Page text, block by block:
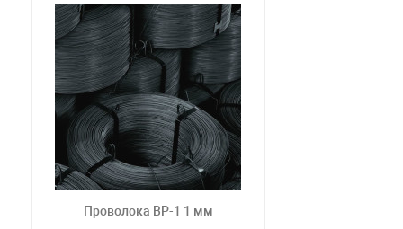
Проволока ВР-1 1 мм